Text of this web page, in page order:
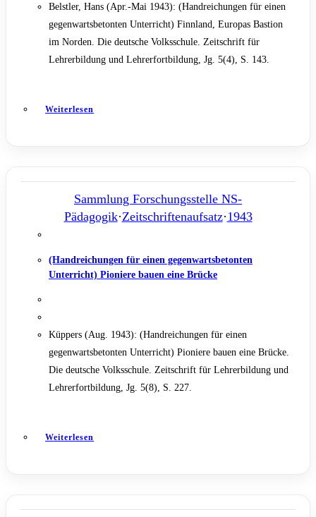
Belstler, Hans (Apr.-Mai 1943): (Handreichungen für einen
gegenwartsbetonten Unterricht) Finnland, Europas Bastion
im Norden. Die deutsche Volksschule. Zeitschrift für
Lehrerbildung und Lehrerfortbildung, Jg. 5(4), S. 143.
Weiterlesen
Sammlung Forschungsstelle NS-
Pädagogik·Zeitschriftenaufsatz·1943
(Handreichungen für einen gegenwartsbetonten
Unterricht) Pioniere bauen eine Brücke
Küppers (Aug. 1943): (Handreichungen für einen
gegenwartsbetonten Unterricht) Pioniere bauen eine Brücke.
Die deutsche Volksschule. Zeitschrift für Lehrerbildung und
Lehrerfortbildung, Jg. 5(8), S. 227.
Weiterlesen